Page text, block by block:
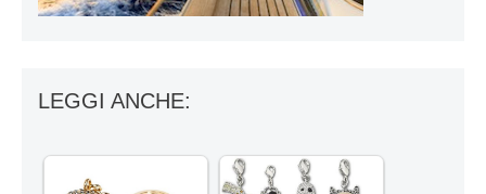
LEGGI ANCHE: